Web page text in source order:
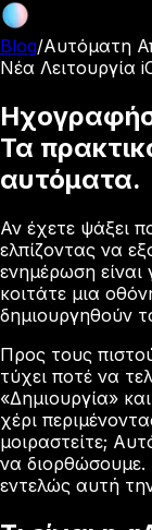
Blog/Αυτόματη
Νέα Λειτουργία
Τα
αυτόματα.
Αν έχετε ψάξει
ελπίζοντας να
ενημέρωση είναι
κοιτάτε μια
δημιουργηθούν
Προς τους
τύχει ποτέ να
«Δημιουργία»
χέρι
μοιραστείτε;
να
εντελώς αυτή